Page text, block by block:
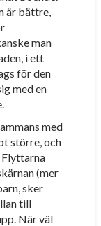
är bättre,
man
i ett
för den
med en
med
större, och
(mer
sker
till
När väl